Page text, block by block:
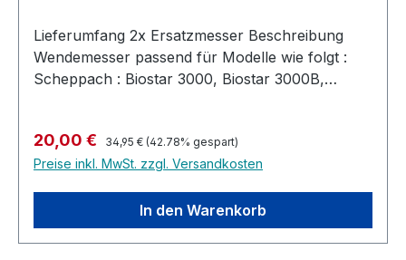
Lieferumfang 2x Ersatzmesser Beschreibung
Wendemesser passend für Modelle wie folgt :
Scheppach : Biostar 3000, Biostar 3000B,
Verkaufspreis:
20,00 € Regulärer Preis:
34,95 € (42.78% gespart)
Preise inkl. MwSt. zzgl. Versandkosten
In den Warenkorb